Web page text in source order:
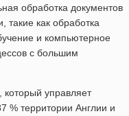
обработка документов
такие как обработка
и компьютерное
с большим
, который управляет
% территории Англии и